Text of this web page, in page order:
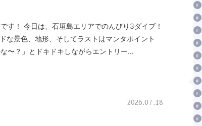
す！ 今日は、石垣島エリアでのんびり3ダイブ！
な景色、地形、そしてラストはマンタポイント
〜？」とドキドキしながらエントリー…
2026.07.18